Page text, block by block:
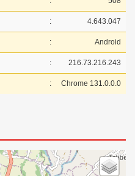
: 4.643.047
: Android
: 216.73.216.243
: Chrome 131.0.0.0